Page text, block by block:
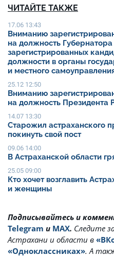
ЧИТАЙТЕ ТАКЖЕ
17.06 13:43
Вниманию
на должность
зарегистрированных
должности в органы
и местного
25.12 12:50
Вниманию
на должность Президента
14.07 13:30
Старожил астраханского
покинуть свой пост
09.06 14:00
В Астраханской области
25.05 09:00
Кто хочет возглавить
и женщины
Подписывайтесь и
Telegram и MAX. Cледите
Астрахани и области в
«Одноклассниках». А